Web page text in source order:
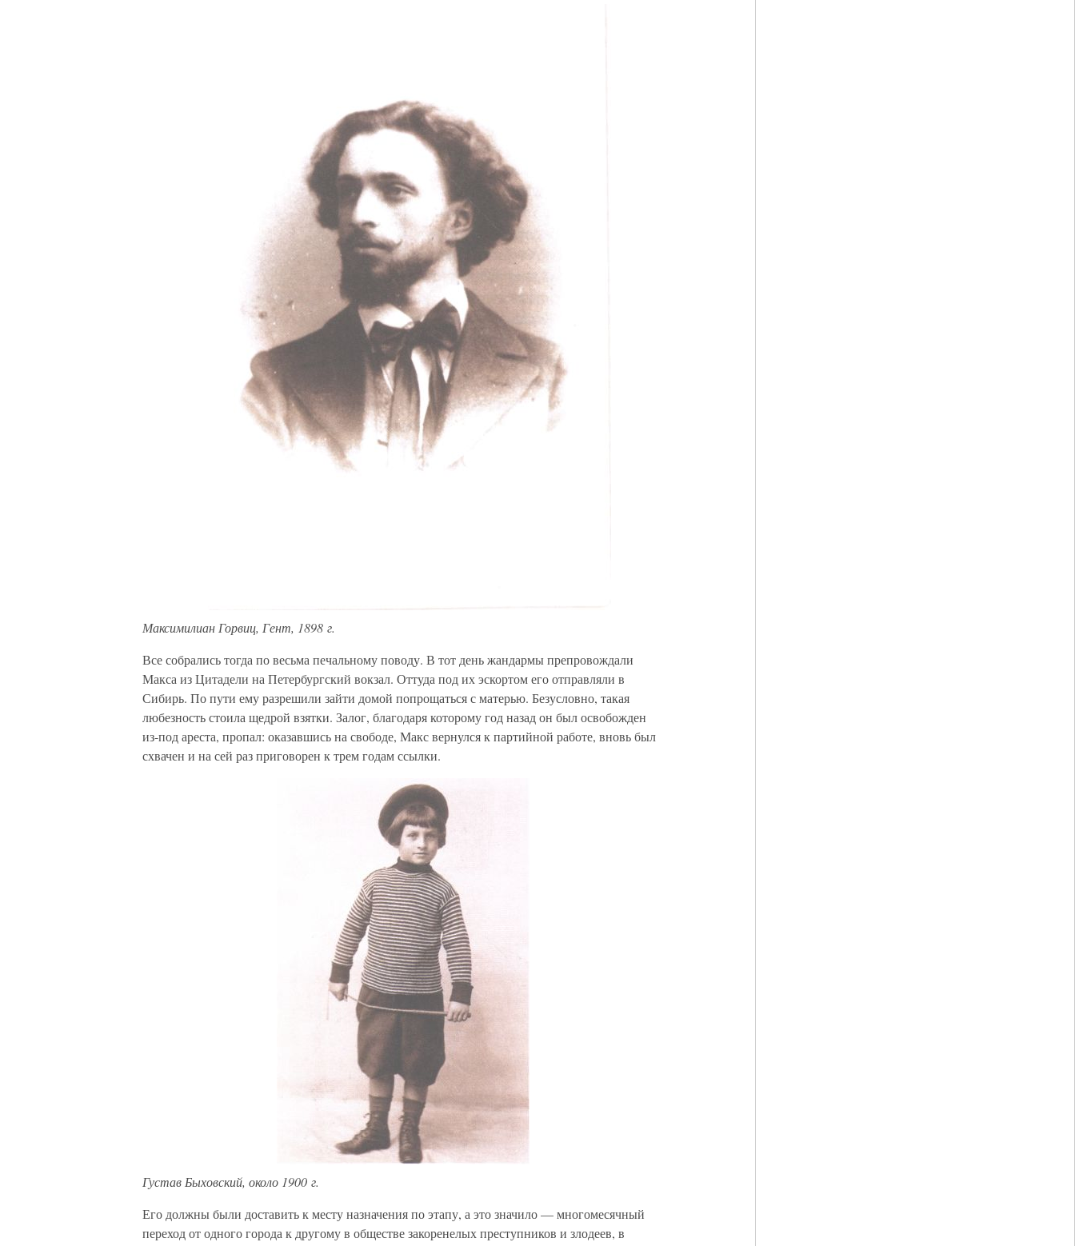
Максимилиан Горвиц, Гент, 1898 г.
Все собрались тогда по весьма печальному поводу. В тот день жандармы препровождали
Макса из Цитадели на Петербургский вокзал. Оттуда под их эскортом его отправляли в
Сибирь. По пути ему разрешили зайти домой попрощаться с матерью. Безусловно, такая
любезность стоила щедрой взятки. Залог, благодаря которому год назад он был освобожден
из-под ареста, пропал: оказавшись на свободе, Макс вернулся к партийной работе, вновь был
схвачен и на сей раз приговорен к трем годам ссылки.
Густав Быховский, около 1900 г.
Его должны были доставить к месту назначения по этапу, а это значило — многомесячный
переход от одного города к другому в обществе закоренелых преступников и злодеев, в